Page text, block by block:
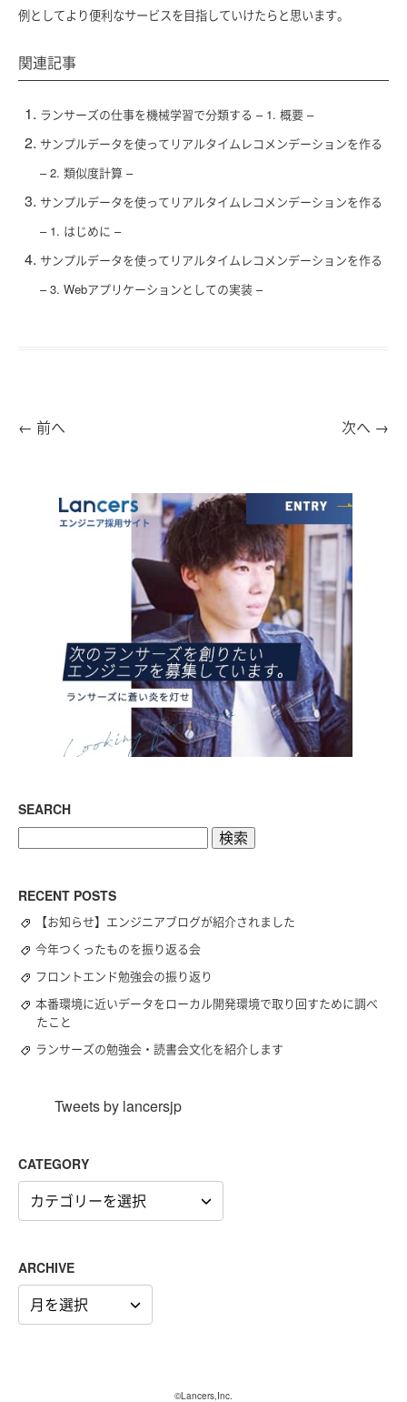
例としてより便利なサービスを目指していけたらと思います。
関連記事
ランサーズの仕事を機械学習で分類する – 1. 概要 –
サンプルデータを使ってリアルタイムレコメンデーションを作る
– 2. 類似度計算 –
サンプルデータを使ってリアルタイムレコメンデーションを作る
– 1. はじめに –
サンプルデータを使ってリアルタイムレコメンデーションを作る
– 3. Webアプリケーションとしての実装 –
← 前へ 次へ →
SEARCH
RECENT POSTS
【お知らせ】エンジニアブログが紹介されました
今年つくったものを振り返る会
フロントエンド勉強会の振り返り
本番環境に近いデータをローカル開発環境で取り回すために調べ
たこと
ランサーズの勉強会・読書会文化を紹介します
Tweets by lancersjp
CATEGORY
CATEGORY
ARCHIVE
ARCHIVE
©Lancers,Inc.